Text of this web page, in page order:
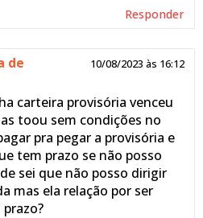
Responder
de
10/08/2023 às 16:12
carteira provisória venceu
toou sem condições no
pra pegar a provisória e
tem prazo se não posso
sei que não posso dirigir
mas ela relação por ser